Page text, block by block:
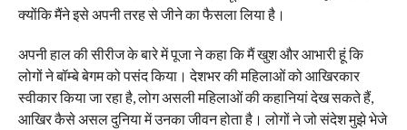
क्योंकि मैंने इसे अपनी तरह से जीने का फैसला लिया है।
अपनी हाल की सीरीज के बारे में पूजा ने कहा कि मैं खुश और आभारी हूं कि
लोगों ने बॉम्बे बेगम को पसंद किया। देशभर की महिलाओं को आखिरकार
स्वीकार किया जा रहा है, लोग असली महिलाओं की कहानियां देख सकते हैं,
आखिर कैसे असल दुनिया में उनका जीवन होता है। लोगों ने जो संदेश मुझे भेजे